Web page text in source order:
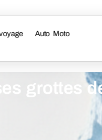
Auto Moto
grottes